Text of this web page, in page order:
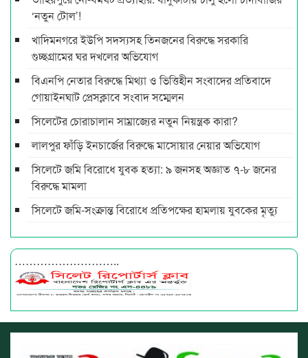
‘নতুন টোল’!
খাদিমনগরে ইউপি সদস্যসহ তিনজনের বিরুদ্ধে সরকারি
গুচ্ছগ্রামের ঘর দখলের অভিযোগ
বিএনপি নেতার বিরুদ্ধে মিথ্যা ও ভিত্তিহীন সংবাদের প্রতিবাদে
গোয়াইনঘাট প্রেসক্লাবে সংবাদ সম্মেলন
সিলেটের চোরাচালান সাম্রাজ্যের নতুন নিয়ন্ত্রক কারা?
লালপুর ফাঁড়ি ইনচার্জের বিরুদ্ধে মাসোয়ার নেয়ার অভিযোগ
সিলেটে জমি বিরোধে যুবক হত্যা: ৯ জনসহ অজ্ঞাত ৭-৮ জনের
বিরুদ্ধে মামলা
সিলেটে জমি-সংক্রান্ত বিরোধে প্রতিপক্ষের হামলায় যুবকের মৃত্যু
………………………..